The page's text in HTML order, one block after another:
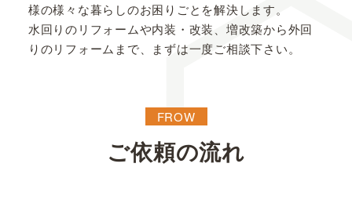
様の様々な暮らしのお困りごとを解決します。
水回りのリフォームや内装・改装、増改築から外回
りのリフォームまで、まずは一度ご相談下さい。
ご依頼の流れ
FROW